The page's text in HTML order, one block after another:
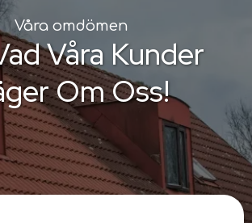
Våra omdömen
Våra Kunder
Om Oss!